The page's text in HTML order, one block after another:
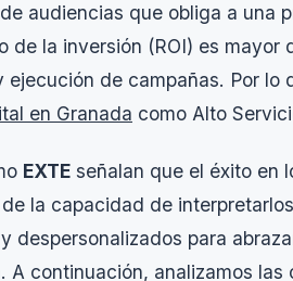
audiencias que obliga a una
de la inversión (ROI) es mayor
de campañas. Por lo
en Granada como Alto
EXTE señalan que el éxito en
la capacidad de
despersonalizados para
A continuación, analizamos